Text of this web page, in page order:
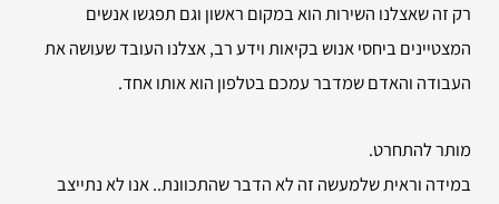
רק זה שאצלנו השירות הוא במקום ראשון וגם תפגשו אנשים
המצטיינים ביחסי אנוש בקיאות וידע רב, אצלנו העובד שעושה את
העבודה והאדם שמדבר עמכם בטלפון הוא אותו אחד.
מותר להתחרט.
במידה וראית שלמעשה זה לא הדבר שהתכוונת.. אנו לא נתייצב